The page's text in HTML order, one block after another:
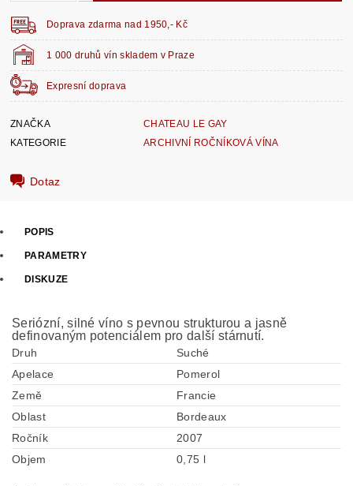
1 000 druhů vín skladem v Praze
Expresní doprava
Doprava zdarma nad 1950,- Kč
ZNAČKA
CHATEAU LE GAY
KATEGORIE
ARCHIVNÍ ROČNÍKOVÁ VÍNA
Dotaz
POPIS
PARAMETRY
DISKUZE
Seriózní, silné víno s pevnou strukturou a jasně
definovaným potenciálem pro další stárnutí.
Druh
Suché
Apelace
Pomerol
Země
Francie
Oblast
Bordeaux
Ročník
2007
Objem
0,75 l